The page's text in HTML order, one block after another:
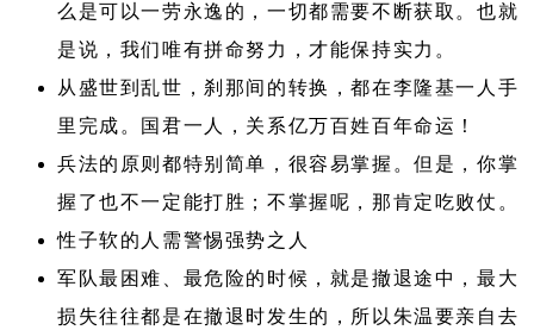
么是可以一劳永逸的，一切都需要不断获取。也就
是说，我们唯有拼命努力，才能保持实力。
从盛世到乱世，刹那间的转换，都在李隆基一人手
里完成。国君一人，关系亿万百姓百年命运！
兵法的原则都特别简单，很容易掌握。但是，你掌
握了也不一定能打胜；不掌握呢，那肯定吃败仗。
性子软的人需警惕强势之人
军队最困难、最危险的时候，就是撤退途中，最大
损失往往都是在撤退时发生的，所以朱温要亲自去